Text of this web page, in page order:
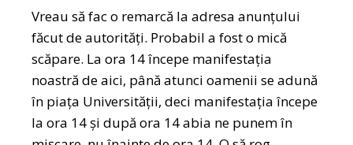
Vreau să fac o remarcă la adresa anunțului
făcut de autorități. Probabil a fost o mică
scăpare. La ora 14 începe manifestația
noastră de aici, până atunci oamenii se adună
în piața Universității, deci manifestația începe
la ora 14 și după ora 14 abia ne punem în